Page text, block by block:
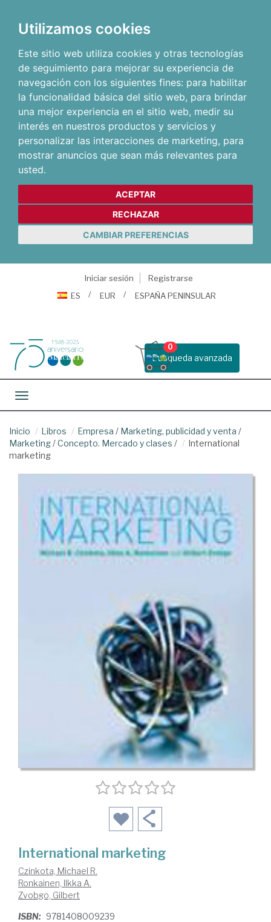
Utilizamos cookies
Este sitio web utiliza cookies y otras tecnologías
de seguimiento para mejorar su experiencia de
navegación con los siguientes fines: para habilitar
la funcionalidad básica del sitio web, para brindar
una mejor experiencia en el sitio web, medir su
interés en nuestros productos y servicios y
personalizar las interacciones de marketing, para
mostrar anuncios que sean más relevantes para
usted.
ACEPTAR
RECHAZAR
CAMBIAR PREFERENCIAS
Iniciar sesión
Registrarse
ES
EUR ESPAÑA PENINSULAR
Busqueda avanzada
0
Toggle navigation
Inicio Libros Empresa / Marketing, publicidad y venta /
Marketing/Concepto. Mercado y clases /
International
marketing
International marketing
Czinkota, Michael R.
Ronkainen, Ilkka A.
Zvobgo, Gilbert
ISBN: 9781408009239